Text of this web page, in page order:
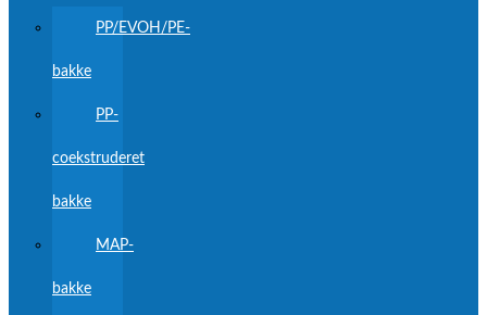
PP/EVOH/PE-
bakke
PP-
coekstruderet
bakke
MAP-
bakke